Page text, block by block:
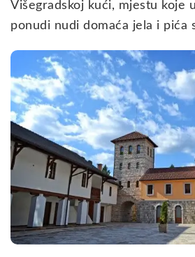
Višegradskoj kući, mjestu koje
ponudi nudi domaća jela i pića